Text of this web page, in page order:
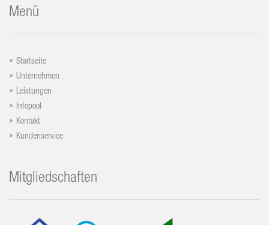
Menü
Startseite
Unternehmen
Leistungen
Infopool
Kontakt
Kundenservice
Mitgliedschaften